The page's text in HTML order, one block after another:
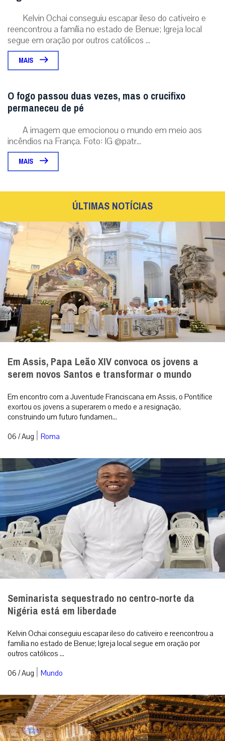
Kelvin Ochai conseguiu escapar ileso do cativeiro e
reencontrou a família no estado de Benue; Igreja local
segue em oração por outros católicos ...
MAIS
O fogo passou duas vezes, mas o crucifixo
permaneceu de pé
A imagem que emocionou o mundo em meio aos
incêndios na França. Foto: IG @patr...
MAIS
ÚLTIMAS NOTÍCIAS
Em Assis, Papa Leão XIV convoca os jovens a
serem novos Santos e transformar o mundo
Em encontro com a Juventude Franciscana em Assis, o Pontífice
exortou os jovens a superarem o medo e a resignação,
construindo um futuro fundamen...
06 / Aug | Roma
Seminarista sequestrado no centro-norte da
Nigéria está em liberdade
Kelvin Ochai conseguiu escapar ileso do cativeiro e reencontrou a
família no estado de Benue; Igreja local segue em oração por
outros católicos ...
06 / Aug | Mundo